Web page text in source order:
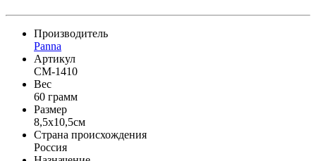
Производитель
Panna
Артикул
CM-1410
Вес
60 грамм
Размер
8,5x10,5см
Страна происхождения
Россия